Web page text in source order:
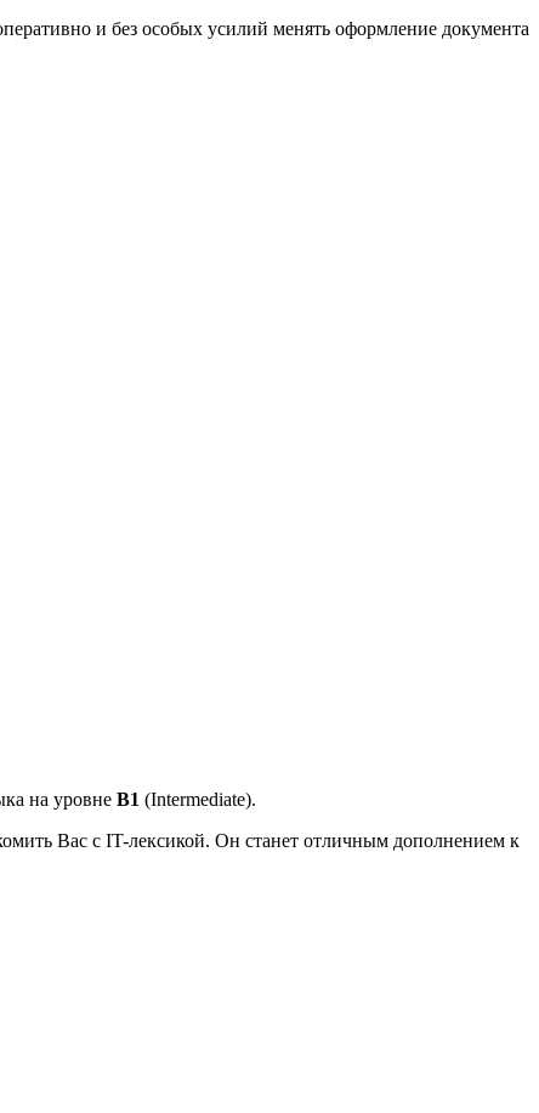
и без особых усилий менять оформление документа
на уровне B1 (Intermediate).
Вас с IT-лексикой. Он станет отличным дополнением к